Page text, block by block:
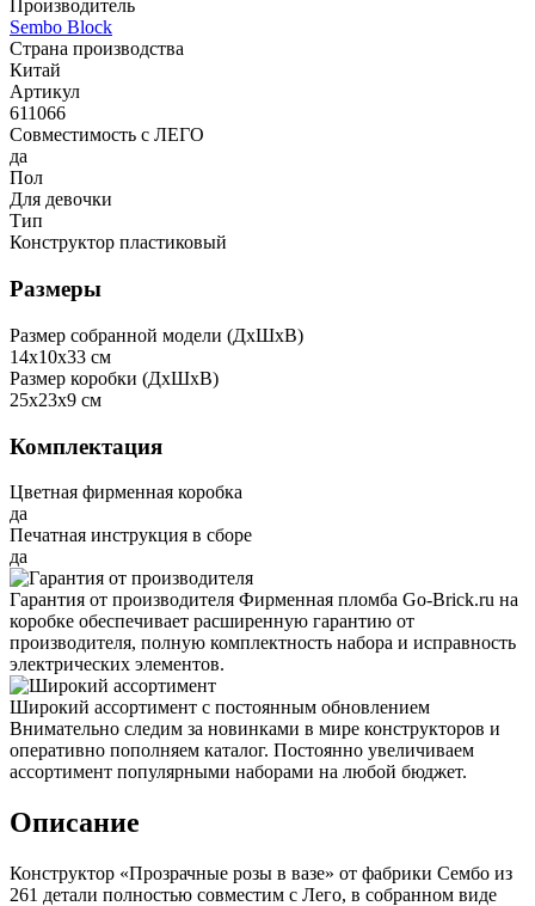
Производитель
Sembo Block
Страна производства
Китай
Артикул
611066
Совместимость с ЛЕГО
да
Пол
Для девочки
Тип
Конструктор пластиковый
Размеры
Размер собранной модели (ДxШxВ)
14x10x33 см
Размер коробки (ДxШxВ)
25x23x9 см
Комплектация
Цветная фирменная коробка
да
Печатная инструкция в сборе
да
Гарантия от производителя Фирменная пломба Go-Brick.ru на
коробке обеспечивает расширенную гарантию от
производителя, полную комплектность набора и исправность
электрических элементов.
Широкий ассортимент с постоянным обновлением
Внимательно следим за новинками в мире конструкторов и
оперативно пополняем каталог. Постоянно увеличиваем
ассортимент популярными наборами на любой бюджет.
Описание
Конструктор «Прозрачные розы в вазе» от фабрики Сембо из
261 детали полностью совместим с Лего, в собранном виде